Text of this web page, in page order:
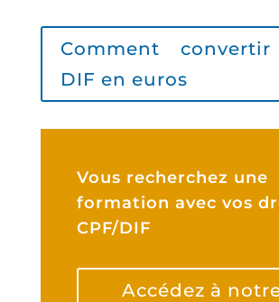
Comment
DIF en euros
Vous recherchez une
formation avec vos
CPF/DIF
Accédez à